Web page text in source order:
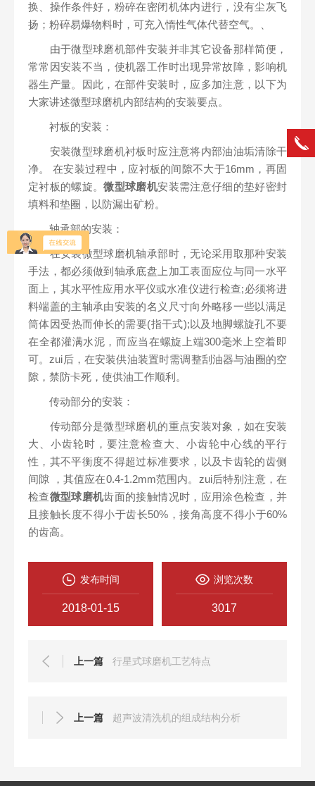
换、操作条件好，粉碎在密闭机体内进行，没有尘灰飞
扬；粉碎易爆物料时，可充入惰性气体代替空气。、
由于微型球磨机部件安装并非其它设备那样简便，
常常因安装不当，使机器工作时出现异常故障，影响机
器生产量。因此，在部件安装时，应多加注意，以下为
大家讲述微型球磨机内部结构的安装要点。
衬板的安装：
安装微型球磨机衬板时应注意将内部油油垢清除干
净。 在安装过程中，应衬板的间隙不大于16mm，再固
定衬板的螺旋。微型球磨机安装需注意仔细的垫好密封
填料和垫圈，以防漏出矿粉。
轴承部的安装：
在安装微型球磨机轴承部时，无论采用取那种安装
手法，都必须做到轴承底盘上加工表面应位与同一水平
面上，其水平性应用水平仪或水准仪进行检查;必须将进
料端盖的主轴承由安装的名义尺寸向外略移一些以满足
筒体因受热而伸长的需要(指干式);以及地脚螺旋孔不要
在全都灌满水泥，而应当在螺旋上端300毫米上空着即
可。zui后，在安装供油装置时需调整刮油器与油圈的空
隙，禁防卡死，使供油工作顺利。
传动部分的安装：
传动部分是微型球磨机的重点安装对象，如在安装
大、小齿轮时，要注意检查大、小齿轮中心线的平行
性，其不平衡度不得超过标准要求，以及卡齿轮的齿侧
间隙 ，其值应在0.4-1.2mm范围内。zui后特别注意，在
检查微型球磨机齿面的接触情况时，应用涂色检查，并
且接触长度不得小于齿长50%，接角高度不得小于60%
的齿高。
发布时间
2018-01-15
浏览次数
3017
上一篇 行星式球磨机工艺特点
上一篇 超声波清洗机的组成结构分析